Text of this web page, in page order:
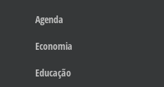
Agenda
Economia
Educação